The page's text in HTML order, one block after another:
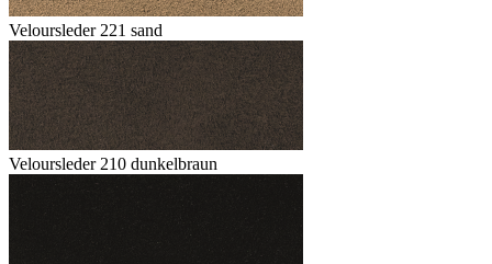
Veloursleder 221 sand
Veloursleder 210 dunkelbraun